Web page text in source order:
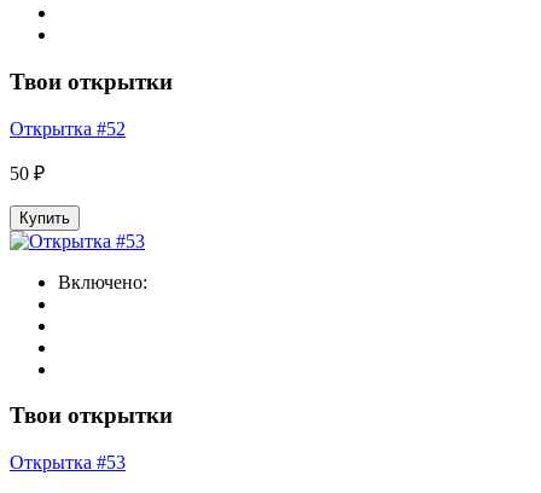
Твои открытки
Открытка #52
50 ₽
Купить
Включено:
Твои открытки
Открытка #53